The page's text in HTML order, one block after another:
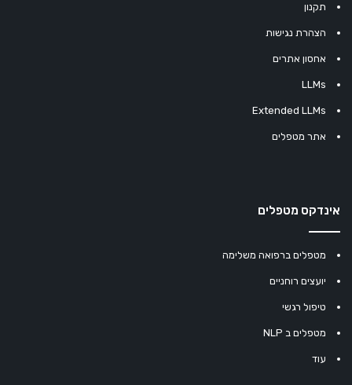
תקנון
הצהרת נגישות
אחסון אתרים
LLMs
Extended LLMs
אתר מטפלים
אינדקס מטפלים
מטפלים ברפואה משלימה
יועצים רוחניים
טיפול רגשי
מטפלים ב NLP
עוד